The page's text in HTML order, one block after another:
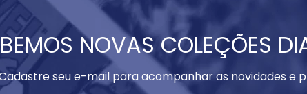
NOVAS COLEÇÕES
seu e-mail para acompanhar as novidades e